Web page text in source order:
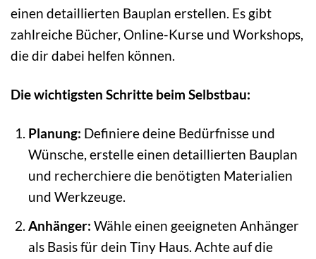
einen detaillierten Bauplan erstellen. Es gibt
zahlreiche Bücher, Online-Kurse und Workshops,
die dir dabei helfen können.
Die wichtigsten Schritte beim Selbstbau:
Planung: Definiere deine Bedürfnisse und
Wünsche, erstelle einen detaillierten Bauplan
und recherchiere die benötigten Materialien
und Werkzeuge.
Anhänger: Wähle einen geeigneten Anhänger
als Basis für dein Tiny Haus. Achte auf die